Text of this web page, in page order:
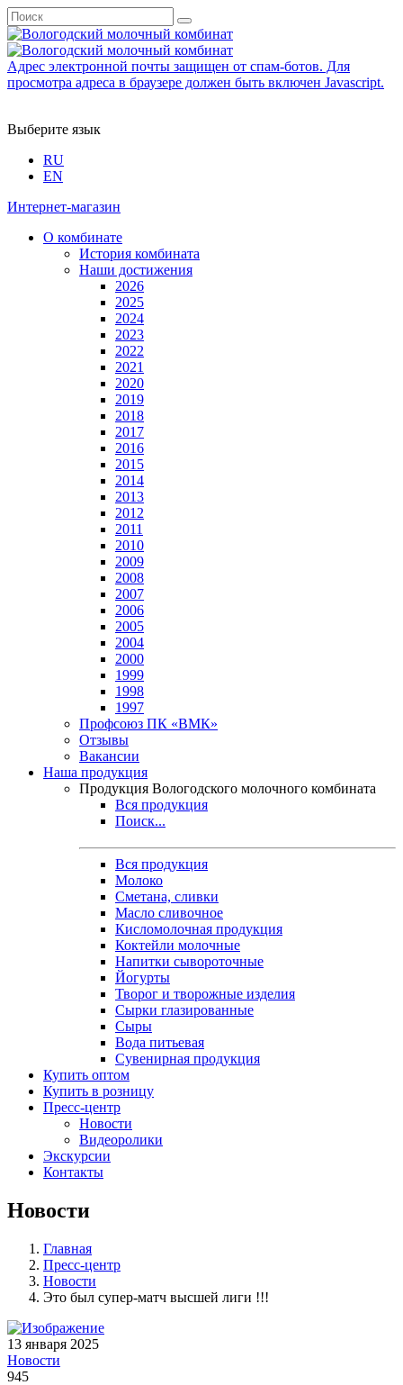
Адрес электронной почты защищен от спам-ботов. Для
просмотра адреса в браузере должен быть включен Javascript.
Выберите язык
RU
EN
Интернет-магазин
О комбинате
История комбината
Наши достижения
2026
2025
2024
2023
2022
2021
2020
2019
2018
2017
2016
2015
2014
2013
2012
2011
2010
2009
2008
2007
2006
2005
2004
2000
1999
1998
1997
Профсоюз ПК «ВМК»
Отзывы
Вакансии
Наша продукция
Продукция Вологодского молочного комбината
Вся продукция
Поиск...
Вся продукция
Молоко
Сметана, сливки
Масло сливочное
Кисломолочная продукция
Коктейли молочные
Напитки сывороточные
Йогурты
Творог и творожные изделия
Сырки глазированные
Сыры
Вода питьевая
Сувенирная продукция
Купить оптом
Купить в розницу
Пресс-центр
Новости
Видеоролики
Экскурсии
Контакты
Новости
Главная
Пресс-центр
Новости
Это был супер-матч высшей лиги !!!
13 января 2025
Новости
945